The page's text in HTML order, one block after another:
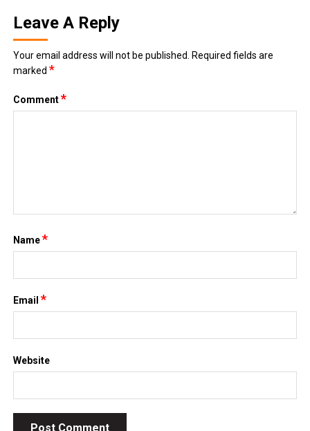
Leave A Reply
Your email address will not be published.
Required fields are
marked*
Comment*
Name*
Email*
Website